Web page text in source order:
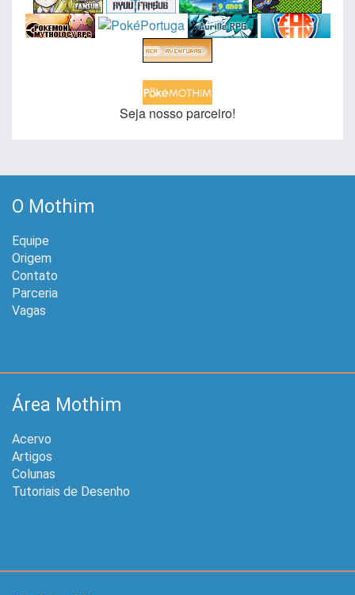
Seja nosso parceiro!
O Mothim
Equipe
Origem
Contato
Parceria
Vagas
Área Mothim
Acervo
Artigos
Colunas
Tutoriais de Desenho